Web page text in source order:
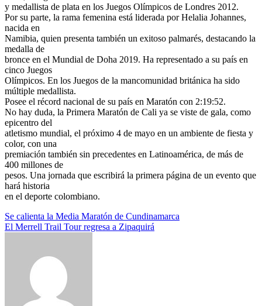
y medallista de plata en los Juegos Olímpicos de Londres 2012.
Por su parte, la rama femenina está liderada por Helalia Johannes,
nacida en
Namibia, quien presenta también un exitoso palmarés, destacando la
medalla de
bronce en el Mundial de Doha 2019. Ha representado a su país en
cinco Juegos
Olímpicos. En los Juegos de la mancomunidad británica ha sido
múltiple medallista.
Posee el récord nacional de su país en Maratón con 2:19:52.
No hay duda, la Primera Maratón de Cali ya se viste de gala, como
epicentro del
atletismo mundial, el próximo 4 de mayo en un ambiente de fiesta y
color, con una
premiación también sin precedentes en Latinoamérica, de más de
400 millones de
pesos. Una jornada que escribirá la primera página de un evento que
hará historia
en el deporte colombiano.
Navegación
de
Se calienta la Media Maratón de Cundinamarca
El Merrell Trail Tour regresa a Zipaquirá